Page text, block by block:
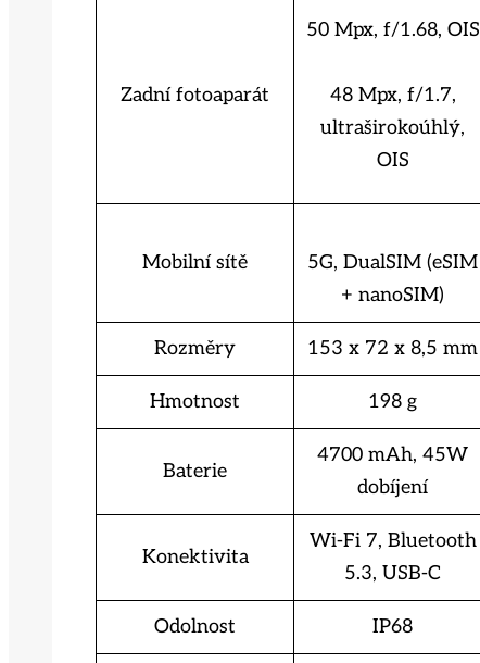
Zadní fotoaparát
50 Mpx, f/1.68, OIS
48 Mpx, f/1.7,
ultraširokoúhlý,
OIS
Mobilní sítě
5G, DualSIM (eSIM
+ nanoSIM)
Rozměry 153 x 72 x 8,5 mm
Hmotnost 198 g
Baterie
4700 mAh, 45W
dobíjení
Konektivita
Wi-Fi 7, Bluetooth
5.3, USB-C
Odolnost IP68